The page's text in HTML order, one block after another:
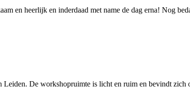
en heerlijk en inderdaad met name de dag erna! Nog
De workshopruimte is licht en ruim en bevindt zich